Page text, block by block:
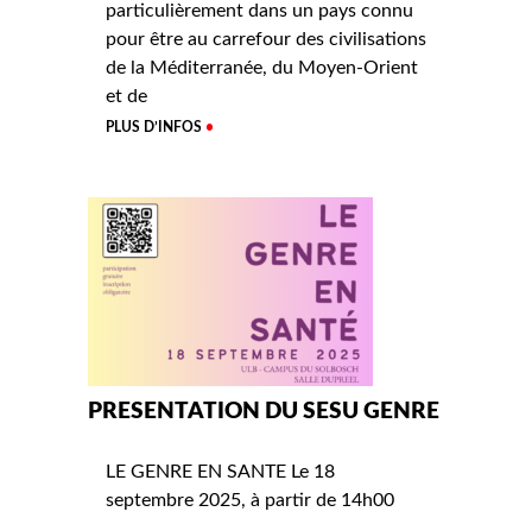
particulièrement dans un pays connu
pour être au carrefour des civilisations
de la Méditerranée, du Moyen-Orient
et de
PLUS D’INFOS
PRESENTATION DU SESU GENRE
LE GENRE EN SANTE Le 18
septembre 2025, à partir de 14h00